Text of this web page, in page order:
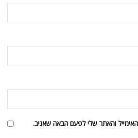
והאתר שלי לפעם הבאה שאגיב.